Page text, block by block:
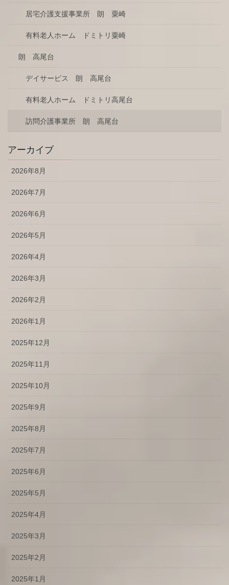
居宅介護支援事業所 朗 粟崎
有料老人ホーム ドミトリ粟崎
朗 高尾台
デイサービス 朗 高尾台
有料老人ホーム ドミトリ高尾台
訪問介護事業所 朗 高尾台
アーカイブ
2026年8月
2026年7月
2026年6月
2026年5月
2026年4月
2026年3月
2026年2月
2026年1月
2025年12月
2025年11月
2025年10月
2025年9月
2025年8月
2025年7月
2025年6月
2025年5月
2025年4月
2025年3月
2025年2月
2025年1月